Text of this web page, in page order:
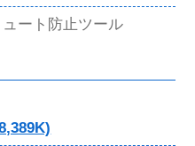
ート防止ツール